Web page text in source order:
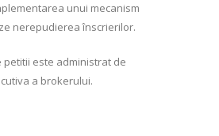
unui mecanism
nerepudierea înscrierilor.
petitii este administrat de
a brokerului.